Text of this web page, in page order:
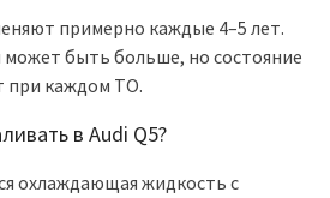
примерно каждые 4–5 лет.
может быть больше, но состояние
при каждом ТО.
в Audi Q5?
охлаждающая жидкость с